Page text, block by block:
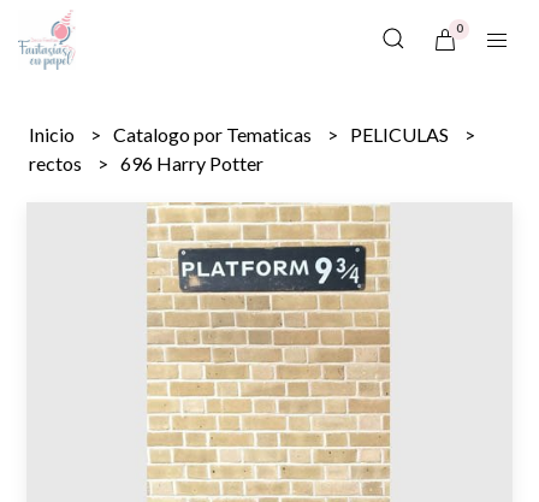
0
Inicio Catalogo por Tematicas
PELICULAS
rectos
696 Harry Potter